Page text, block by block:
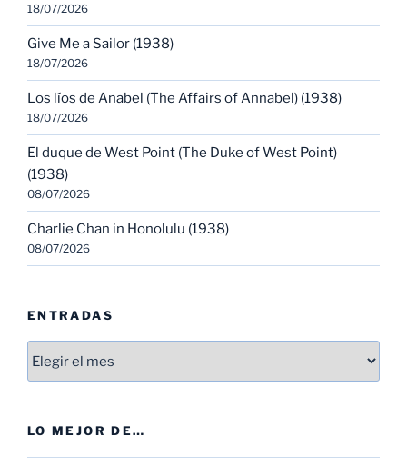
18/07/2026
Give Me a Sailor (1938)
18/07/2026
Los líos de Anabel (The Affairs of Annabel) (1938)
18/07/2026
El duque de West Point (The Duke of West Point)
(1938)
08/07/2026
Charlie Chan in Honolulu (1938)
08/07/2026
ENTRADAS
LO MEJOR DE…